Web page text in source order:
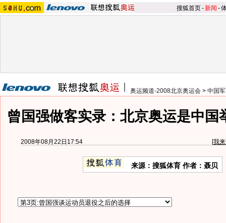
搜狐首页-新闻 -
奥运频道-2008北京奥运会 > 中国
曾国强做客实录：北京奥运是中国
2008年08月22日17:54 [我
来源：搜狐体育 作者：聂贝